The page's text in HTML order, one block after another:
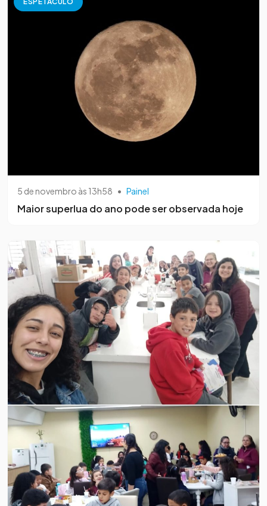
5 de novembro às 13h58 • Painel
Maior superlua do ano pode ser observada hoje